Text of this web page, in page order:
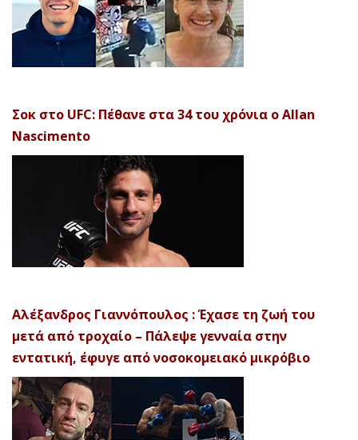
Σοκ στο UFC: Πέθανε στα 34 του χρόνια ο Allan
Nascimento
Αλέξανδρος Γιαννόπουλος : Έχασε τη ζωή του
μετά από τροχαίο – Πάλεψε γενναία στην
εντατική, έφυγε από νοσοκομειακό μικρόβιο